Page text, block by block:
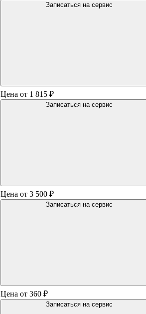
Записаться на сервис
Цена от 1 815 ₽
Записаться на сервис
Цена от 3 500 ₽
Записаться на сервис
Цена от 360 ₽
Записаться на сервис